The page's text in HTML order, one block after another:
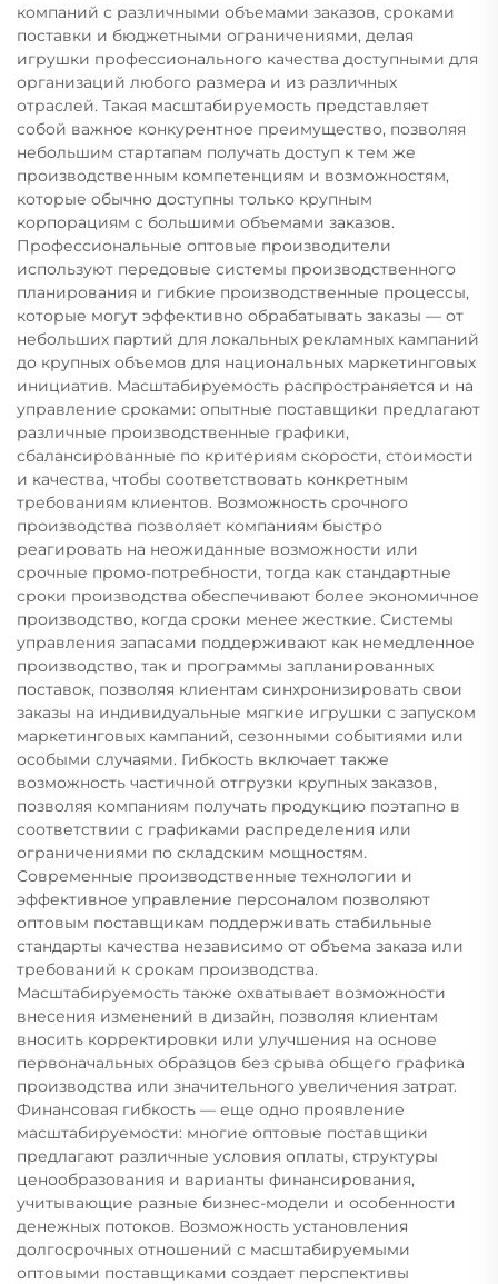
компаний с различными объемами заказов, сроками
поставки и бюджетными ограничениями, делая
игрушки профессионального качества доступными для
организаций любого размера и из различных
отраслей. Такая масштабируемость представляет
собой важное конкурентное преимущество, позволяя
небольшим стартапам получать доступ к тем же
производственным компетенциям и возможностям,
которые обычно доступны только крупным
корпорациям с большими объемами заказов.
Профессиональные оптовые производители
используют передовые системы производственного
планирования и гибкие производственные процессы,
которые могут эффективно обрабатывать заказы — от
небольших партий для локальных рекламных кампаний
до крупных объемов для национальных маркетинговых
инициатив. Масштабируемость распространяется и на
управление сроками: опытные поставщики предлагают
различные производственные графики,
сбалансированные по критериям скорости, стоимости
и качества, чтобы соответствовать конкретным
требованиям клиентов. Возможность срочного
производства позволяет компаниям быстро
реагировать на неожиданные возможности или
срочные промо-потребности, тогда как стандартные
сроки производства обеспечивают более экономичное
производство, когда сроки менее жесткие. Системы
управления запасами поддерживают как немедленное
производство, так и программы запланированных
поставок, позволяя клиентам синхронизировать свои
заказы на индивидуальные мягкие игрушки с запуском
маркетинговых кампаний, сезонными событиями или
особыми случаями. Гибкость включает также
возможность частичной отгрузки крупных заказов,
позволяя компаниям получать продукцию поэтапно в
соответствии с графиками распределения или
ограничениями по складским мощностям.
Современные производственные технологии и
эффективное управление персоналом позволяют
оптовым поставщикам поддерживать стабильные
стандарты качества независимо от объема заказа или
требований к срокам производства.
Масштабируемость также охватывает возможности
внесения изменений в дизайн, позволяя клиентам
вносить корректировки или улучшения на основе
первоначальных образцов без срыва общего графика
производства или значительного увеличения затрат.
Финансовая гибкость — еще одно проявление
масштабируемости: многие оптовые поставщики
предлагают различные условия оплаты, структуры
ценообразования и варианты финансирования,
учитывающие разные бизнес-модели и особенности
денежных потоков. Возможность установления
долгосрочных отношений с масштабируемыми
оптовыми поставщиками создает перспективы